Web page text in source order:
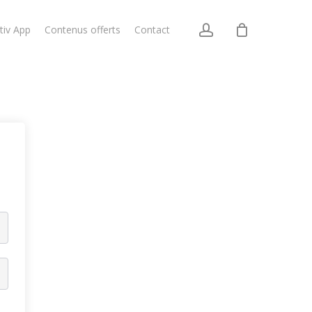
App Contenus offerts Contact account